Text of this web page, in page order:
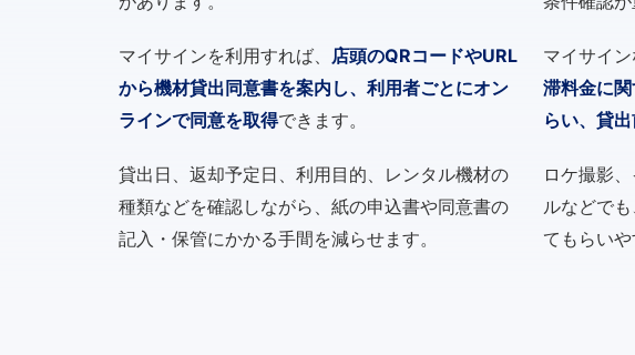
マイサインを利用すれば、 店頭のQRコードやURL
から機材貸出同意書を案内し、利用者ごとにオン
ラインで同意を取得できます。
貸出日、返却予定日、利用目的、レンタル機材の
種類などを確認しながら、紙の申込書や同意書の
記入・保管にかかる手間を減らせます。
マイサイ
滞料金に
らい、貸
ロケ撮影
ルなどで
てもらいや